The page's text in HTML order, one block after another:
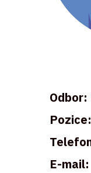
Odbor:
Pozice:
E-mail: